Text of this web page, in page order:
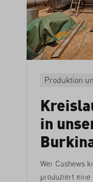
Produktion
in
Wer Cashews
produziert eine